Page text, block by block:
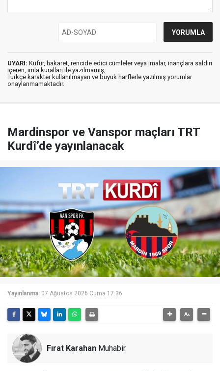
UYARI: Küfür, hakaret, rencide edici cümleler veya imalar, inançlara saldırı
içeren, imla kuralları ile yazılmamış,
Türkçe karakter kullanılmayan ve büyük harflerle yazılmış yorumlar
onaylanmamaktadır.
Mardinspor ve Vanspor maçları TRT
Kurdî’de yayınlanacak
Yayınlanma: 07 Ağustos 2026 Cuma 17:36
Fırat Karahan Muhabir